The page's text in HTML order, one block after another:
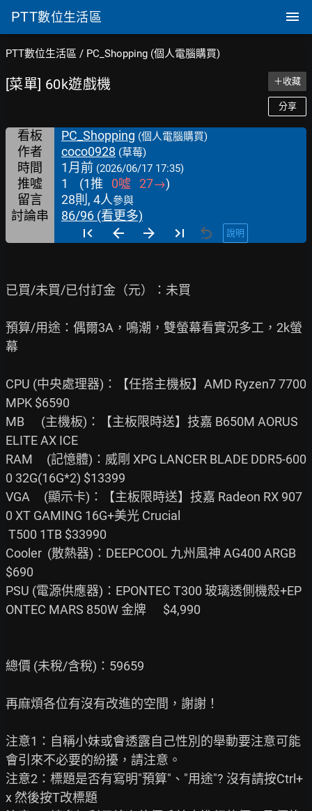
PTT數位生活區
PTT數位生活區 / PC_Shopping (個人電腦購買)
[菜單] 60k遊戲機 ＋收藏
分享
看板 PC_Shopping (個人電腦購買)
作者 coco0928 (草莓)
時間 1月前 (2026/06/17 17:35)
推噓 1 (1推 0噓 27→)
留言
28則, 4人參與
討論串 86/96 (看更多)
說明
已買/未買/已付訂金（元）：未買
預算/用途：偶爾3A，鳴潮，雙螢幕看實況多工，2k螢
幕
CPU (中央處理器)：【任搭主機板】AMD Ryzen7 7700
MPK $6590
MB      (主機板)：【主板限時送】技嘉 B650M AORUS
ELITE AX ICE
RAM     (記憶體)：威剛 XPG LANCER BLADE DDR5-600
0 32G(16G*2) $13399
VGA     (顯示卡)：【主板限時送】技嘉 Radeon RX 907
0 XT GAMING 16G+美光 Crucial
Cooler  (散熱器)：DEEPCOOL 九州風神 AG400 ARGB
$690
PSU (電源供應器)：EPONTEC T300 玻璃透側機殼+EP
ONTEC MARS 850W 金牌      $4,990
總價 (未稅/含稅)：59659
再麻煩各位有沒有改進的空間，謝謝！
注意1：自稱小妹或會透露自己性別的舉動要注意可能
會引來不必要的紛擾，請注意。
注意2：標題是否有寫明"預算"、"用途"? 沒有請按Ctrl+
x 然後按T改標題